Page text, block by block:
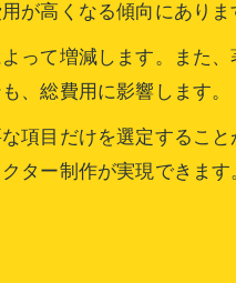
業活用のメリット
のキャラクター費用感
流れと考え方
が高くなる傾向にありま
って増減します。また
、総費用に影響します。
項目だけを選定するこ
ター制作が実現できます